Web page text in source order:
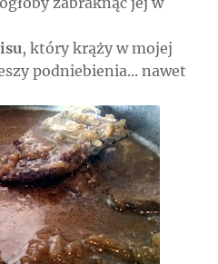
, który krąży w mojej
podniebienia... nawet